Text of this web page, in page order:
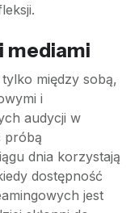
mediami
między sobą,
i
audycji w
próbą
dnia korzystają
dostępność
jest